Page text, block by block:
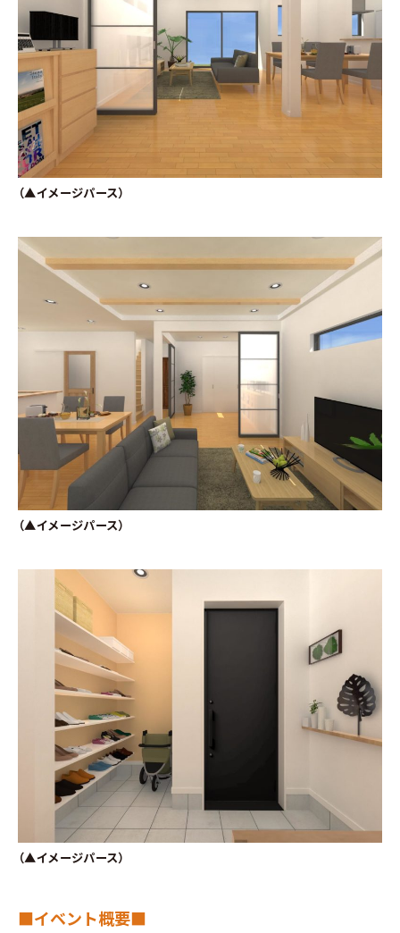
（▲イメージパース）
（▲イメージパース）
（▲イメージパース）
■イベント概要■